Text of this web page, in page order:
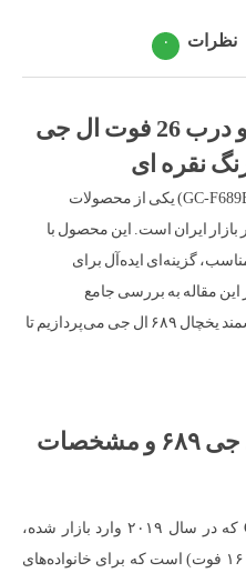
نظرات ۰
یخچال فریزر بالا پایین دو درب 26 فوت ال جی
یخچال فریزر ال جی مدل ۶۸۹ (GC-F689BLCM) یکی از محصولات
بازار ایران است. این محصول با
گزینه‌ای ایده‌آل برای
این مقاله به بررسی جامع
مشخصات، امکانات و قابلیت‌های هوشمند یخچال ۶۸۹ ال جی می‌پردازیم تا
معرفی یخچال فریزر ال جی ۶۸۹ و مشخصات
یخچال الجی ۶۸۹ یا GC-F689BLCM که در سال ۲۰۱۹ وارد بازار شده،
محصولی با ظرفیت ۴۴۶ لیتر (معادل ۱۶ فوت) است که برای خانواده‌های